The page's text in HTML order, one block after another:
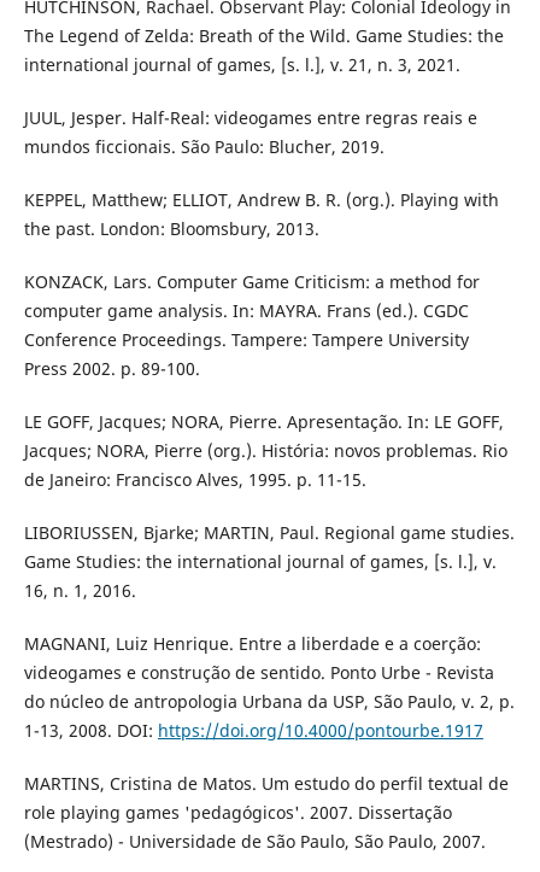
HUTCHINSON, Rachael. Observant Play: Colonial Ideology in
The Legend of Zelda: Breath of the Wild. Game Studies: the
international journal of games, [s. l.], v. 21, n. 3, 2021.
JUUL, Jesper. Half-Real: videogames entre regras reais e
mundos ficcionais. São Paulo: Blucher, 2019.
KEPPEL, Matthew; ELLIOT, Andrew B. R. (org.). Playing with
the past. London: Bloomsbury, 2013.
KONZACK, Lars. Computer Game Criticism: a method for
computer game analysis. In: MAYRA. Frans (ed.). CGDC
Conference Proceedings. Tampere: Tampere University
Press 2002. p. 89-100.
LE GOFF, Jacques; NORA, Pierre. Apresentação. In: LE GOFF,
Jacques; NORA, Pierre (org.). História: novos problemas. Rio
de Janeiro: Francisco Alves, 1995. p. 11-15.
LIBORIUSSEN, Bjarke; MARTIN, Paul. Regional game studies.
Game Studies: the international journal of games, [s. l.], v.
16, n. 1, 2016.
MAGNANI, Luiz Henrique. Entre a liberdade e a coerção:
videogames e construção de sentido. Ponto Urbe - Revista
do núcleo de antropologia Urbana da USP, São Paulo, v. 2, p.
1-13, 2008. DOI: https://doi.org/10.4000/pontourbe.1917
MARTINS, Cristina de Matos. Um estudo do perfil textual de
role playing games 'pedagógicos'. 2007. Dissertação
(Mestrado) - Universidade de São Paulo, São Paulo, 2007.